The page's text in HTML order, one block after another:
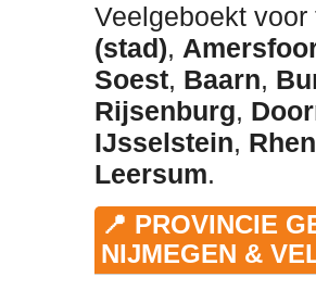
Veelgeboekt
(stad),
Soest, Baarn,
Rijsenburg,
IJsselstein,
Leersum.
📍 PROVINCIE
NIJMEGEN &